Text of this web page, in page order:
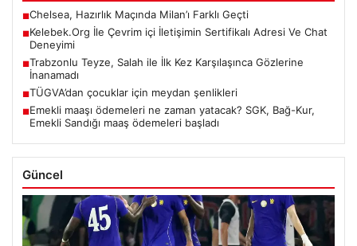
■Chelsea, Hazırlık Maçında Milan’ı Farklı Geçti
■Kelebek.Org İle Çevrim içi İletişimin Sertifikalı Adresi Ve Chat
Deneyimi
■Trabzonlu Teyze, Salah ile İlk Kez Karşılaşınca Gözlerine
İnanamadı
■TÜGVA’dan çocuklar için meydan şenlikleri
■Emekli maaşı ödemeleri ne zaman yatacak? SGK, Bağ-Kur,
Emekli Sandığı maaş ödemeleri başladı
Güncel